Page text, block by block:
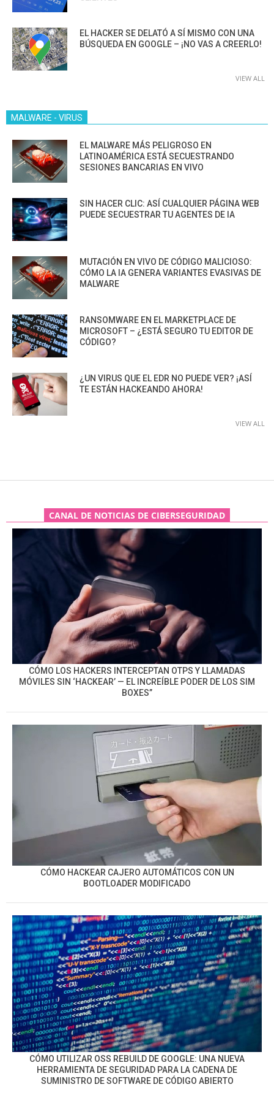
EL HACKER SE DELATÓ A SÍ MISMO CON UNA
BÚSQUEDA EN GOOGLE – ¡NO VAS A CREERLO!
VIEW ALL
MALWARE - VIRUS
EL MALWARE MÁS PELIGROSO EN
LATINOAMÉRICA ESTÁ SECUESTRANDO
SESIONES BANCARIAS EN VIVO
SIN HACER CLIC: ASÍ CUALQUIER PÁGINA WEB
PUEDE SECUESTRAR TU AGENTES DE IA
MUTACIÓN EN VIVO DE CÓDIGO MALICIOSO:
CÓMO LA IA GENERA VARIANTES EVASIVAS DE
MALWARE
RANSOMWARE EN EL MARKETPLACE DE
MICROSOFT – ¿ESTÁ SEGURO TU EDITOR DE
CÓDIGO?
¿UN VIRUS QUE EL EDR NO PUEDE VER? ¡ASÍ
TE ESTÁN HACKEANDO AHORA!
VIEW ALL
CANAL DE NOTICIAS DE CIBERSEGURIDAD
CÓMO LOS HACKERS INTERCEPTAN OTPS Y LLAMADAS
MÓVILES SIN ‘HACKEAR’ — EL INCREÍBLE PODER DE LOS SIM
BOXES”
CÓMO HACKEAR CAJERO AUTOMÁTICOS CON UN
BOOTLOADER MODIFICADO
CÓMO UTILIZAR OSS REBUILD DE GOOGLE: UNA NUEVA
HERRAMIENTA DE SEGURIDAD PARA LA CADENA DE
SUMINISTRO DE SOFTWARE DE CÓDIGO ABIERTO